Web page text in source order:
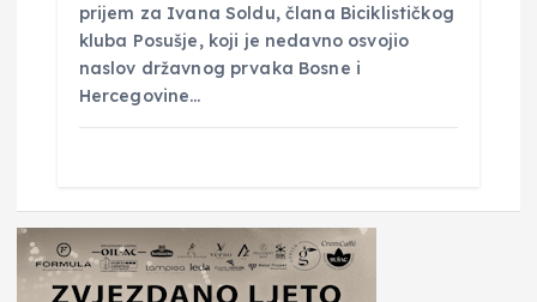
prijem za Ivana Soldu, člana Biciklističkog
kluba Posušje, koji je nedavno osvojio
naslov državnog prvaka Bosne i
Hercegovine…